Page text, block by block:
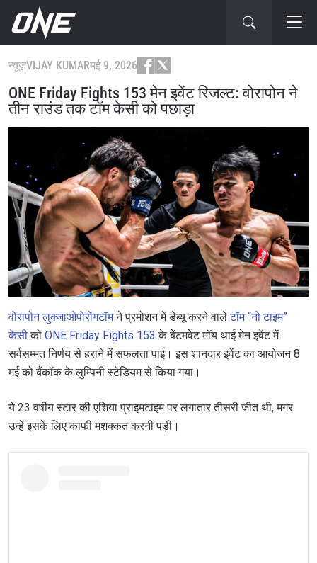
न्यूज़VIJAY KUMARमई 9, 2026
ONE Friday Fights 153 मेन इवेंट रिजल्ट: वोरापोन ने
तीन राउंड तक टॉम केसी को पछाड़ा
वोरापोन लुक्जाओपोरोंगटॉमने प्रमोशन में डेब्यू करने वालेटॉम “नो टाइम”
केसीको ONE Friday Fights 153 के बेंटमवेट मॉय थाई मेन इवेंट में
सर्वसम्मत निर्णय से हराने में सफलता पाई। इस शानदार इवेंट का आयोजन 8
मई को बैंकॉक के लुम्पिनी स्टेडियम से किया गया।
ये 23 वर्षीय स्टार की एशिया प्राइमटाइम पर लगातार तीसरी जीत थी, मगर
उन्हें इसके लिए काफी मशक्कत करनी पड़ी।